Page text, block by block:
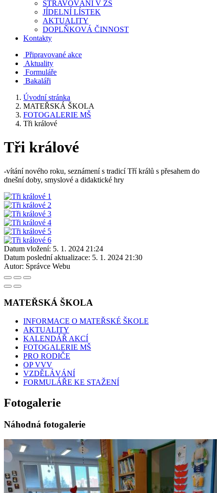
STRAVOVÁNÍ V ZŠ
JÍDELNÍ LÍSTEK
AKTUALITY
DOPLŇKOVÁ ČINNOST
Kontakty
Připravované akce
Aktuality
Formuláře
Bakaláři
Úvodní stránka
MATEŘSKÁ ŠKOLA
FOTOGALERIE MŠ
Tři králové
Tři králové
-vítání nového roku, seznámení s tradicí Tří králů s přesahem do
dnešní doby, smyslové a didaktické hry
Datum vložení: 5. 1. 2024 21:24
Datum poslední aktualizace: 5. 1. 2024 21:30
Autor: Správce Webu
MATEŘSKÁ ŠKOLA
INFORMACE O MATEŘSKÉ ŠKOLE
AKTUALITY
KALENDÁŘ AKCÍ
FOTOGALERIE MŠ
PRO RODIČE
OP VVV
VZDĚLÁVÁNÍ
FORMULÁŘE KE STAŽENÍ
Fotogalerie
Náhodná fotogalerie